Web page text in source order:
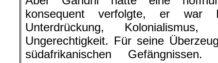
konsequent verfolgte, er war
Unterdrückung,
Ungerechtigkeit. Für seine
südafrikanischen